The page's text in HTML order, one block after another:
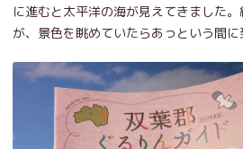
に進むと太平洋の海が見えてきました
が、景色を眺めていたらあっという間に